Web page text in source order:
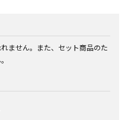
ません。また、セット商品のた